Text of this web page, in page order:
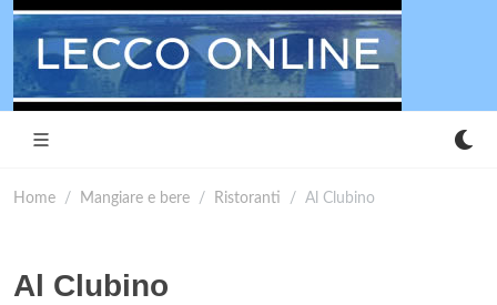
Home Mangiare e bere Ristoranti Al Clubino
Al Clubino